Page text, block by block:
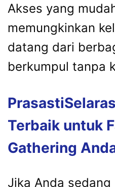
Akses yang
memungkinkan
datang dari
berkumpul tanpa
Terbaik untuk
Gathering
Jika Anda